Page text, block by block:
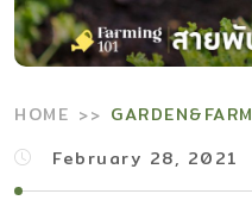
HOME
GARDEN&FARM
February 28, 2021